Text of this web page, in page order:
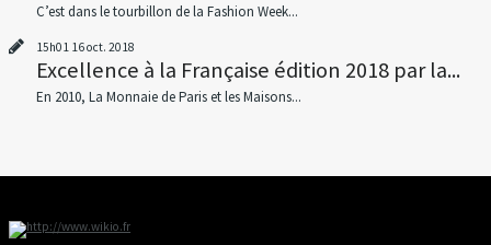
C’est dans le tourbillon de la Fashion Week...
15h01 16oct. 2018
Excellence à la Française édition 2018 par la...
En 2010, La Monnaie de Paris et les Maisons...